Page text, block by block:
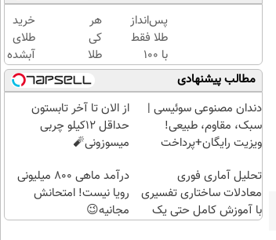
راحت و
سریع
بفروش
✅
با یک
بار
مراجعه
👇
گرم تا
۱۰ گرم
پس‌انداز
طلا فقط
با ۱۰۰
هزارتومان
(امن و
راحت)
هر
کی
طلا
داره،
غم
نداره!
😊💎
(خرید
چند
کلیک)
خرید
طلای
آبشده
حتی با
۱۰۰هزارتومان
مطالب پیشنهادی
دندان مصنوعی سوئیسی |
سبک، مقاوم، طبیعی!
ویزیت رایگان+پرداخت
از الان تا آخر تابستون
حداقل 12کیلو چربی
میسوزونی🧨
تحلیل آماری فوری
معادلات ساختاری تفسیری
با آموزش کامل حتی یک
درآمد ماهی 800 میلیونی
رویا نیست! امتحانش
مجانیه😉